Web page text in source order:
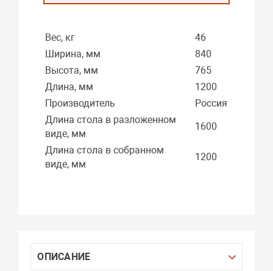
Вес, кг
46
Ширина, мм
840
Высота, мм
765
Длина, мм
1200
Производитель
Россия
Длина стола в разложенном
виде, мм
1600
Длина стола в собранном
виде, мм
1200
ОПИСАНИЕ